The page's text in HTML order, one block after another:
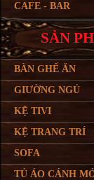
CAFE - BAR
SẢN
BÀN GHẾ ĂN
GIƯỜNG NGỦ
KỆ TIVI
KỆ TRANG TRÍ
SOFA
TỦ ÁO CÁNH